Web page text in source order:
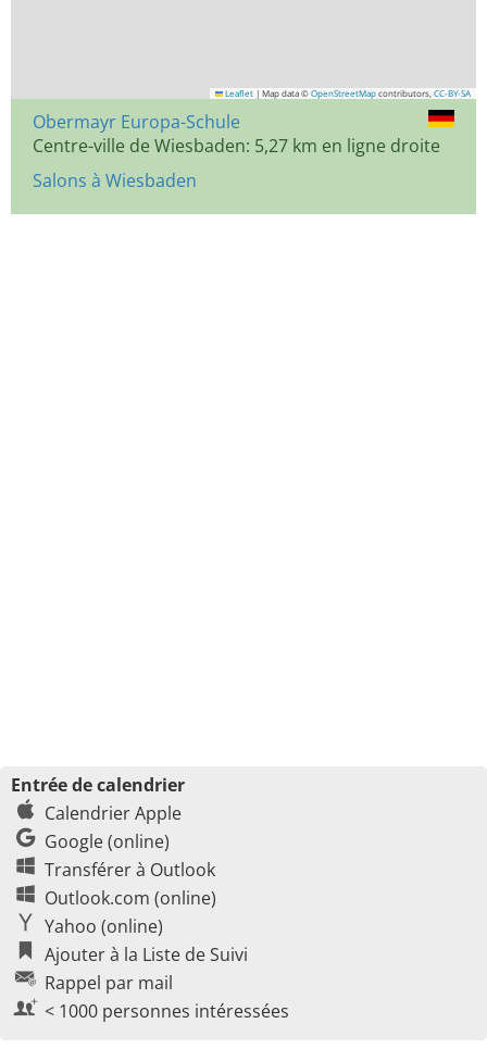
Leaflet | Map data © OpenStreetMap contributors, CC-BY-SA
Obermayr Europa-Schule
Centre-ville de Wiesbaden: 5,27 km en ligne droite
Salons à Wiesbaden
Entrée de calendrier
Calendrier Apple
Google (online)
Transférer à Outlook
Outlook.com (online)
Yahoo (online)
Ajouter à la Liste de Suivi
Rappel par mail
< 1000 personnes intéressées